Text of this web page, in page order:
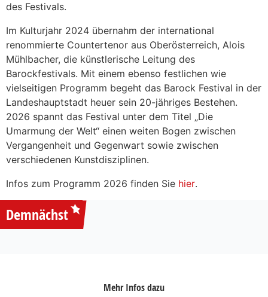
des Festivals.
Im Kulturjahr 2024 übernahm der international
renommierte Countertenor aus Oberösterreich, Alois
Mühlbacher, die künstlerische Leitung des
Barockfestivals. Mit einem ebenso festlichen wie
vielseitigen Programm begeht das Barock Festival in der
Landeshauptstadt heuer sein 20-jähriges Bestehen.
2026 spannt das Festival unter dem Titel „Die
Umarmung der Welt“ einen weiten Bogen zwischen
Vergangenheit und Gegenwart sowie zwischen
verschiedenen Kunstdisziplinen.
Infos zum Programm 2026 finden Sie hier.
Demnächst
Mehr Infos dazu